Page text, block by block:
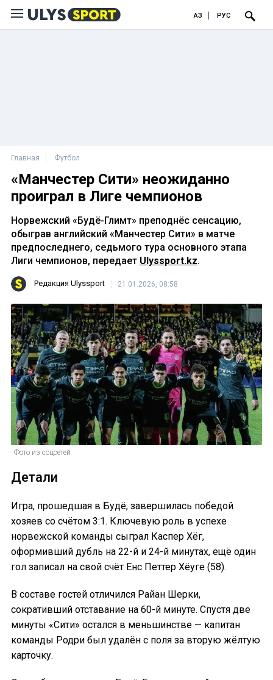
ҚАЗ РУС
Главная Футбол
«Манчестер Сити» неожиданно
проиграл в Лиге чемпионов
Норвежский «Будё-Глимт» преподнёс сенсацию,
обыграв английский «Манчестер Сити» в матче
предпоследнего, седьмого тура основного этапа
Лиги чемпионов, передает Ulyssport.kz.
Редакция Ulyssport 21.01.2026, 08:58
Фото из соцсетей
Детали
Игра, прошедшая в Будё, завершилась победой
хозяев со счётом 3:1. Ключевую роль в успехе
норвежской команды сыграл Каспер Хёг,
оформивший дубль на 22-й и 24-й минутах, ещё один
гол записал на свой счёт Енс Петтер Хёуге (58).
В составе гостей отличился Райан Шерки,
сокративший отставание на 60-й минуте. Спустя две
минуты «Сити» остался в меньшинстве — капитан
команды Родри был удалён с поля за вторую жёлтую
карточку.